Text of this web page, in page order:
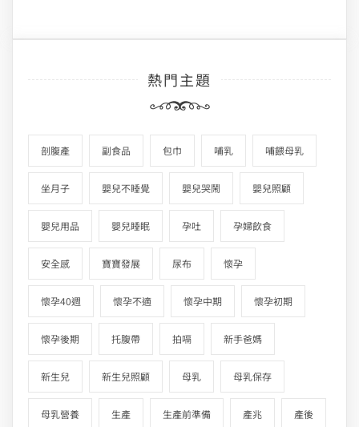
熱門主題
剖腹產 副食品 包巾 哺乳 哺餵母乳
坐月子 嬰兒不睡覺 嬰兒哭鬧 嬰兒照顧
嬰兒用品 嬰兒睡眠 孕吐 孕婦飲食
安全感 寶寶發展 尿布 懷孕
懷孕40週 懷孕不適 懷孕中期 懷孕初期
懷孕後期 托腹帶 拍嗝 新手爸媽
新生兒 新生兒照顧 母乳 母乳保存
母乳營養 生產 生產前準備 產兆 產後